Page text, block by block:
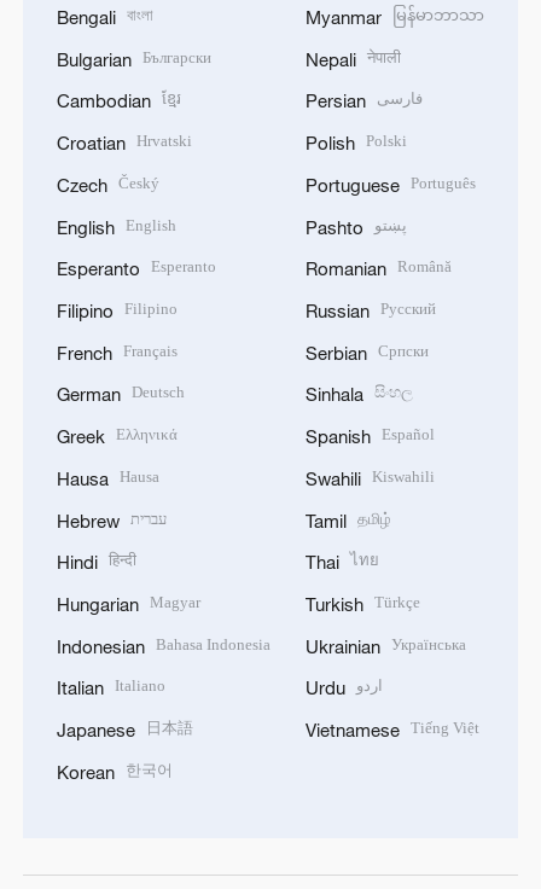
Bengali বাংলা
Bulgarian Български
Cambodian ខ្មែរ
Croatian Hrvatski
Czech Český
English English
Esperanto Esperanto
Filipino Filipino
French Français
German Deutsch
Greek Ελληνικά
Hausa Hausa
Hebrew עברית
Hindi हिन्दी
Hungarian Magyar
Indonesian Bahasa Indonesia
Italian Italiano
Japanese 日本語
Korean 한국어
Myanmar မြန်မာဘာသာ
Nepali नेपाली
Persian فارسی
Polish Polski
Portuguese Português
Pashto پښتو
Romanian Română
Russian Русский
Serbian Српски
Sinhala සිංහල
Spanish Español
Swahili Kiswahili
Tamil தமிழ்
Thai ไทย
Turkish Türkçe
Ukrainian Українська
Urdu اردو
Vietnamese Tiếng Việt